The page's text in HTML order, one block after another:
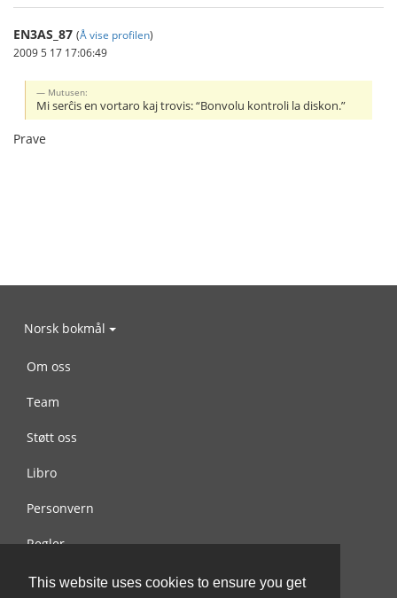
This website uses cookies to ensure you get
EN3AS_87 (Å vise profilen)
2009 5 17 17:06:49
Mutusen:
Mi serĉis en vortaro kaj trovis: “Bonvolu kontroli la diskon.”
Prave
Norsk bokmål
Om oss
Team
Støtt oss
Libro
Personvern
Regler
Kontakt oss